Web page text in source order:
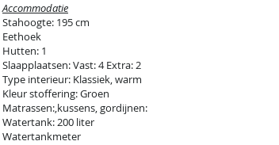
Accommodatie
Stahoogte: 195 cm
Eethoek
Hutten: 1
Slaapplaatsen: Vast: 4 Extra: 2
Type interieur: Klassiek, warm
Kleur stoffering: Groen
Matrassen:,kussens, gordijnen:
Watertank: 200 liter
Watertankmeter